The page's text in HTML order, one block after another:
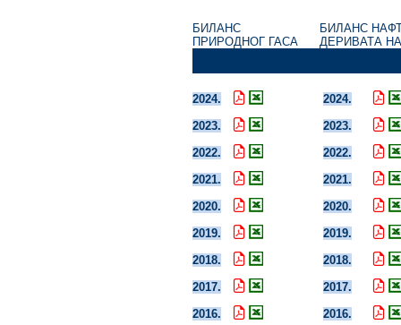
БИЛАНС
ПРИРОДНОГ ГАСА
БИЛАНС
ДЕРИВАТА
2024.
2024.
2023.
2023.
2022.
2022.
2021.
2021.
2020.
2020.
2019.
2019.
2018.
2018.
2017.
2017.
2016.
2016.